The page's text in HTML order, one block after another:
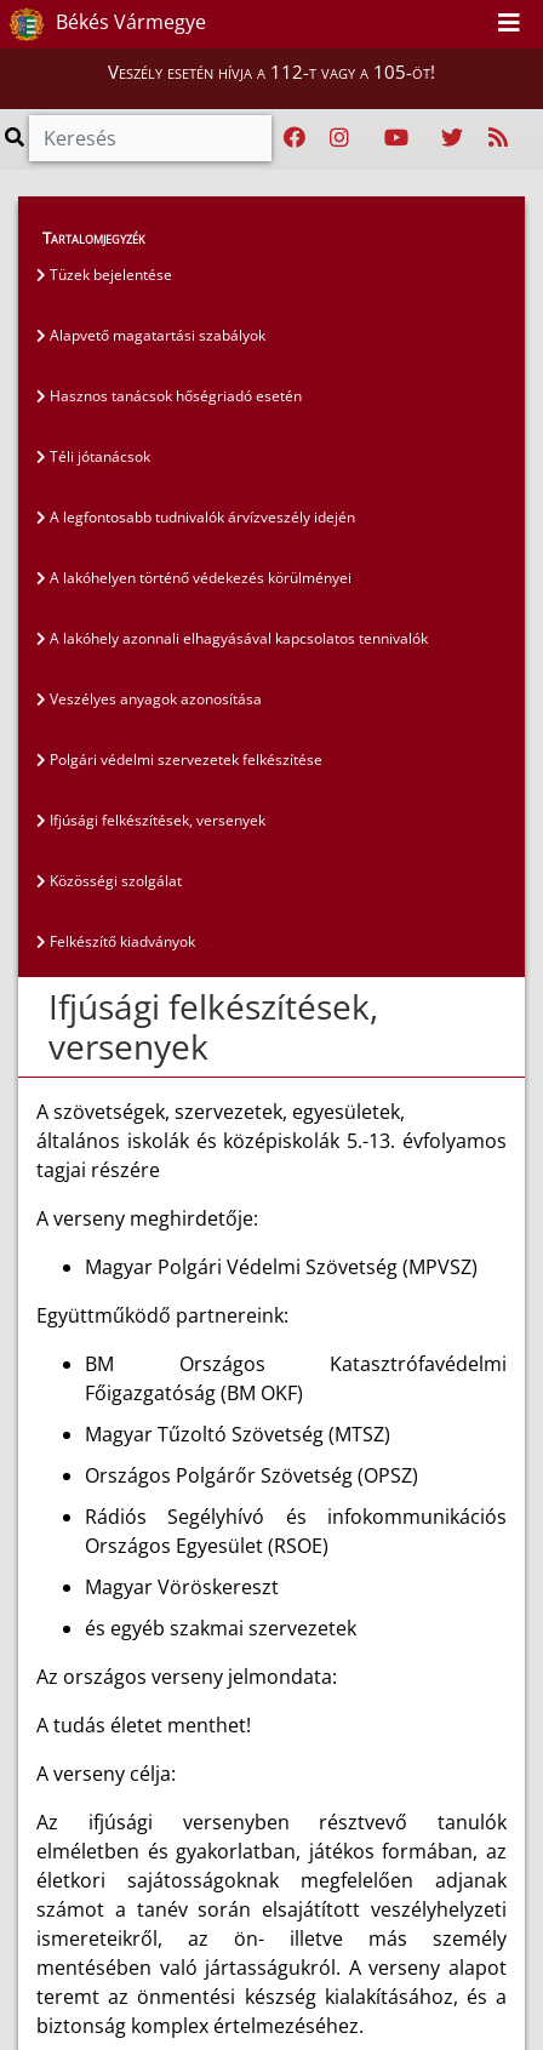
Békés Vármegye
Veszély esetén hívja a 112-t vagy a 105-öt!
Lakosság >
Ifjúsági felkészítések, versenyek
Tartalomjegyzék
Tüzek bejelentése
Alapvető magatartási szabályok
Hasznos tanácsok hőségriadó esetén
Téli jótanácsok
A legfontosabb tudnivalók árvízveszély idején
A lakóhelyen történő védekezés körülményei
A lakóhely azonnali elhagyásával kapcsolatos tennivalók
Veszélyes anyagok azonosítása
Polgári védelmi szervezetek felkészítése
Ifjúsági felkészítések, versenyek
Közösségi szolgálat
Felkészítő kiadványok
Ifjúsági felkészítések,
versenyek
A szövetségek, szervezetek, egyesületek,
általános iskolák és középiskolák 5.-13. évfolyamos
tagjai részére
A verseny meghirdetője:
Magyar Polgári Védelmi Szövetség (MPVSZ)
Együttműködő partnereink:
BM Országos Katasztrófavédelmi
Főigazgatóság (BM OKF)
Magyar Tűzoltó Szövetség (MTSZ)
Országos Polgárőr Szövetség (OPSZ)
Rádiós Segélyhívó és infokommunikációs
Országos Egyesület (RSOE)
Magyar Vöröskereszt
és egyéb szakmai szervezetek
Az országos verseny jelmondata:
A tudás életet menthet!
A verseny célja:
Az ifjúsági versenyben résztvevő tanulók
elméletben és gyakorlatban, játékos formában, az
életkori sajátosságoknak megfelelően adjanak
számot a tanév során elsajátított veszélyhelyzeti
ismereteikről, az ön- illetve más személy
mentésében való jártasságukról. A verseny alapot
teremt az önmentési készség kialakításához, és a
biztonság komplex értelmezéséhez.